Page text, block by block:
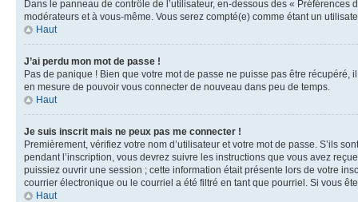
Dans le panneau de contrôle de l’utilisateur, en-dessous des « Préférences
modérateurs et à vous-même. Vous serez compté(e) comme étant un
Haut
J’ai perdu mon mot de passe !
Pas de panique ! Bien que votre mot de passe ne puisse pas être
en mesure de pouvoir vous connecter de nouveau dans peu de temps.
Haut
Je suis inscrit mais ne peux pas me connecter !
Premièrement, vérifiez votre nom d’utilisateur et votre mot de passe. S’ils
pendant l’inscription, vous devrez suivre les instructions que vous avez
puissiez ouvrir une session ; cette information était présente lors de votre
courrier électronique ou le courriel a été filtré en tant que pourriel. Si vous
Haut